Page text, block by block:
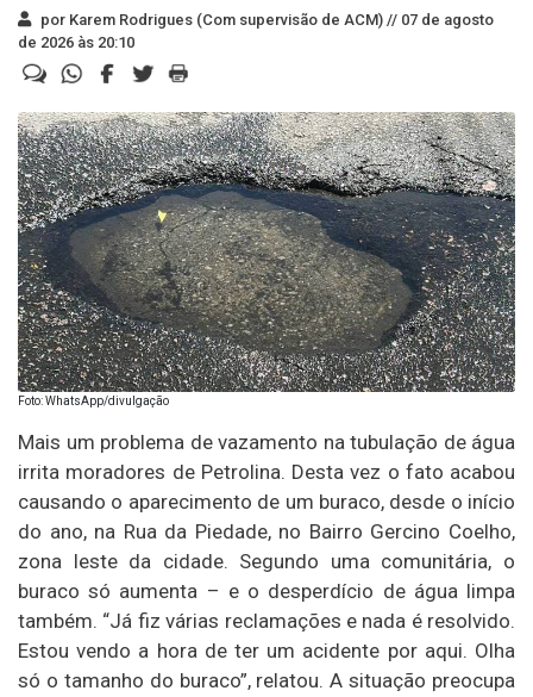
por Karem Rodrigues (Com supervisão de ACM) // 07 de agosto
de 2026 às 20:10
Foto: WhatsApp/divulgação
Mais um problema de vazamento na tubulação de água
irrita moradores de Petrolina. Desta vez o fato acabou
causando o aparecimento de um buraco, desde o início
do ano, na Rua da Piedade, no Bairro Gercino Coelho,
zona leste da cidade. Segundo uma comunitária, o
buraco só aumenta – e o desperdício de água limpa
também. “Já fiz várias reclamações e nada é resolvido.
Estou vendo a hora de ter um acidente por aqui. Olha
só o tamanho do buraco”, relatou. A situação preocupa